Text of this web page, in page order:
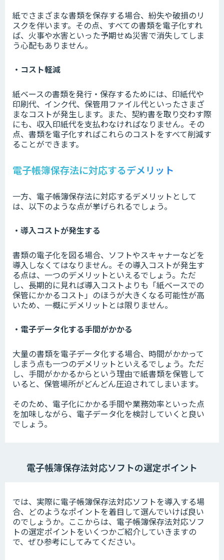
紙でさまざまな書類を保存する場合、紛失や破損のリ
スクを伴います。その点、すべての書類を電子化すれ
ば、火事や水害といった予期せぬ災害で消失してしま
う心配もありません。
・コスト軽減
紙ベースの書類を発行・保存するためには、印紙代や
印刷代、インク代、保管用ファイル代といったさまざ
まなコストが発生します。また、契約書を取り交わす際
にも、収入印紙代を支払わなければなりません。その
点、書類を電子化すればこれらのコストをすべて削減す
ることができます。
電子帳簿保存法に対応するデメリット
一方、電子帳簿保存法に対応するデメリットとして
は、以下のような点が挙げられるでしょう。
・導入コストが発生する
書類の電子化を図る場合、ソフトやスキャナーなどを
導入しなくてはなりません。その導入コストが発生す
る点は、一つのデメリットといえるでしょう。ただ
し、長期的に見れば導入コストよりも「紙ベースでの
保管にかかるコスト」のほうが大きくなる可能性が高
いため、一概にデメリットとは限りません。
・電子データ化する手間がかかる
大量の書類を電子データ化する場合、時間がかかって
しまう点も一つのデメリットといえるでしょう。ただ
し、手間がかかるからという理由で紙書類を保管して
いると、保管場所がどんどん圧迫されてしまいます。
そのため、電子化にかかる手間や業務効率といった点
を加味しながら、電子データ化を検討していくと良い
でしょう。
電子帳簿保存法対応ソフトの選定ポイント
では、実際に電子帳簿保存法対応ソフトを導入する場
合、どのようなポイントを着目して選んでいけば良い
のでしょうか。ここからは、電子帳簿保存法対応ソフ
トの選定ポイントをいくつかご紹介していきますの
で、ぜひ参考にしてみてください。